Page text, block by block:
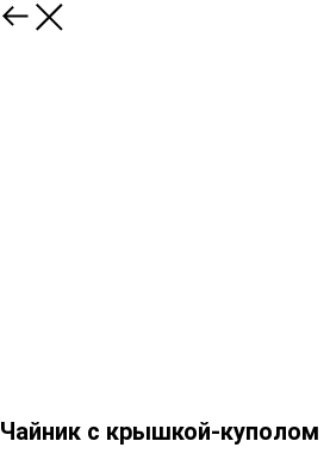
Чайник с крышкой-куполом